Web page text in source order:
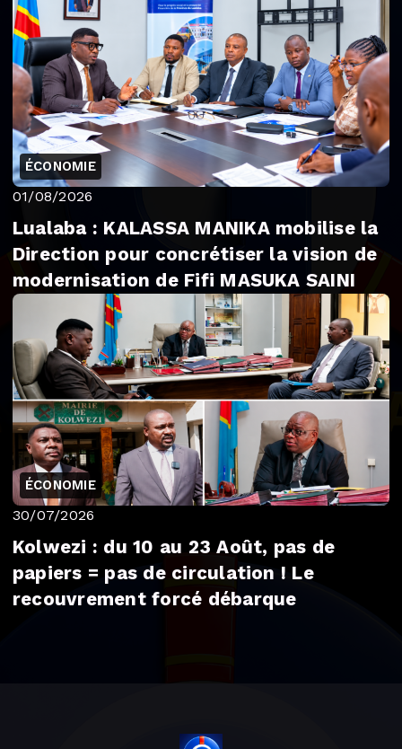
ÉCONOMIE
01/08/2026
Lualaba : KALASSA MANIKA mobilise la
Direction pour concrétiser la vision de
modernisation de Fifi MASUKA SAINI
ÉCONOMIE
30/07/2026
Kolwezi : du 10 au 23 Août, pas de
papiers = pas de circulation ! Le
recouvrement forcé débarque